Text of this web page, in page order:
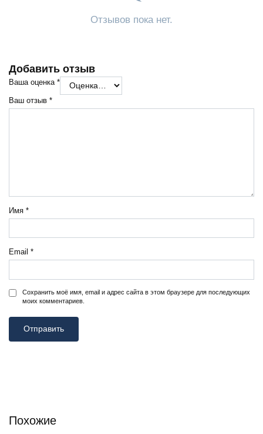
Отзывов пока нет.
Добавить отзыв
Ваша оценка *
Ваш отзыв *
Имя *
Email *
Сохранить моё имя, email и адрес сайта в этом браузере для последующих
моих комментариев.
Похожие